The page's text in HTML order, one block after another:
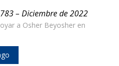
– Diciembre de 2022
a Osher Beyosher en